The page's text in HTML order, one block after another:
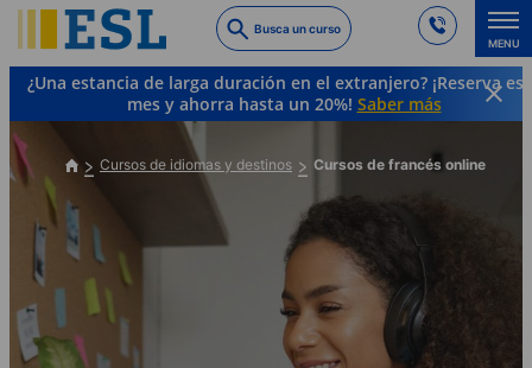
to
main
content
Busca un curso
MENU
¿Una estancia de larga duración en el extranjero? ¡Reserva
mes y ahorra hasta un 20%! Saber más
Cursos de idiomas y destinos Cursos de francés online